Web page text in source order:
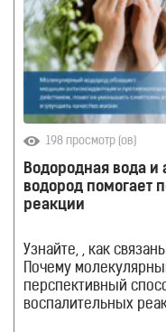
198 просмотр (ов)
Водородная вода
водород помогает
реакции
Узнайте, , как
Почему
перспективный
воспалительных